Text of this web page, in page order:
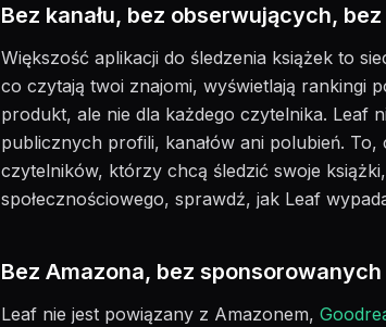
Bez kanału, bez obserwujących,
Większość aplikacji do śledzenia książek to
co czytają twoi znajomi, wyświetlają rankingi
produkt, ale nie dla każdego czytelnika. Leaf
publicznych profili, kanałów ani polubień.
czytelników, którzy chcą śledzić swoje
społecznościowego, sprawdź, jak Leaf
Bez Amazona, bez
Leaf nie jest powiązany z Amazonem,